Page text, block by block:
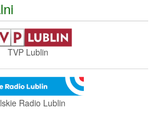
TVP Lublin
Radio Lublin